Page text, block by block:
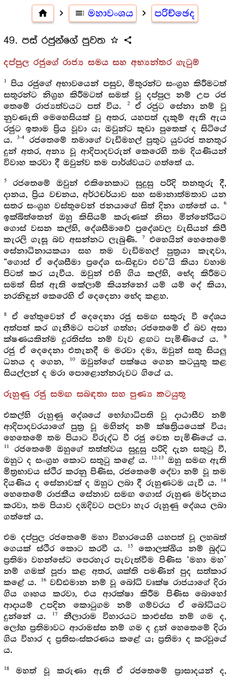
home navigate_next toc මහාවංශය navigate_next පරිච්ඡෙද
49. පස් රජුන්ගේ පුවත star_outline share
දප්පුල රජුගේ රාජ්‍ය සමය සහ අභ්‍යන්තර ගැටුම්
1
පිය රජුගේ අභාවයෙන් පසුව, මිතුරන්ට සංග්‍රහ කිරීමටත්
සතුරන්ට නිග්‍රහ කිරීමටත් සමත් වූ දප්පුල නම් උප රජ
තෙමේ රාජ්‍යත්වයට පත් විය.
2ඒ රජුට සේනා නම් වූ
නුවණැති මෙහෙසියක් වූ අතර, යහපත් දැකුම් ඇති ඇය
රජුට ඉතාම ප්‍රිය වූවා ය; ඔවුන්ට කුඩා පුතෙක් ද සිටියේ
ය.
3-4
රජතෙමේ තමාගේ වැඩිමහල් පුතුට යුවරජ තනතුර
දුන් අතර, අන්‍ය වූ ආදිපාදවරුන් කෙරෙහි තම දියණියන්
විවාහ කරවා දී ඔවුන්ව තම පාර්ශ්වයට ගත්තේ ය.
5රජතෙමේ ඔවුන් එකිනෙකාට සුදුසු පරිදි තනතුරු දී,
දානය, ප්‍රිය වචනය, අර්ථචර්යාව සහ සමානාත්මතාව යන
සතර සංග්‍රහ වස්තුවෙන් ජනයාගේ සිත් දිනා ගත්තේ ය.
6
ඉක්බිත්තෙන් ඔහු කිසියම් කරුණක් නිසා මින්නේරියට
ගොස් වසන කල්හි, දේශසීමාවේ ප්‍රදේශවල වැසියන් කිපී
කැරලි ගැසූ බව අසන්නට ලැබුණි.
7එහෙයින් හෙතෙමේ
සේනාධිනායකයා සහ තම වැඩිමහල් පුත්‍රයා කැඳවා,
“ගොස් ඒ දේශසීමා ප්‍රදේශ සංසිඳුවා එව”යි කියා වහාම
පිටත් කර යැවීය. ඔවුන් එහි ගිය කල්හි, භේද කිරීමට
සමත් සිත් ඇති කේලාම් කියන්නෝ යම් යම් දේ කියා,
නරනිඳුන් කෙරෙහි ඒ දෙදෙනා භේද කළහ.
8ඒ හේතුවෙන් ඒ දෙදෙනා රජු සමඟ සතුරු වී දේශය
අත්පත් කර ගැනීමට පටන් ගත්හ; රජතෙමේ ඒ බව අසා
ක්ෂණයකින්ම දුරතිස්ස නම් වැව ළඟට පැමිණියේ ය.
9
රජු ඒ දෙදෙනා එතැනදී ම මරවා දමා, ඔවුන් සතු සියලු
ධනය ද ගෙන,
10
ඔවුන්ගේ පක්ෂය ගෙන කටයුතු කළ
සියල්ලන් ද මරා පොළොන්නරුවට ගියේ ය.
රුහුණු රජු සමඟ සබඳතා සහ පුණ්‍ය කටයුතු
එකල්හි රුහුණු දේශයේ භෝගාධිපති වූ දාඨාසීව නම්
ආදිපාදවරයාගේ පුත්‍ර වූ මහින්ද නම් ක්ෂත්‍රියයෙක් විය;
හෙතෙමේ තම පියාට විරුද්ධ වී රජු වෙත පැමිණියේ ය.
11
රජතෙමේ ඔහුගේ තත්ත්වය සුදුසු පරිදි දැන සතුටු වී,
ඔහුට ද සංග්‍රහ කොට සතුටු කළේ ය.
12-13
ඔහු සමඟ ඇති
මිත්‍රභාවය ස්ථිර කරනු පිණිස, රජතෙමේ දේවා නම් වූ තම
දියණිය ද සේනාවක් ද ඔහුට ලබා දී රුහුණටම යැවී ය.
14
හෙතෙමේ රාජකීය සේනාව සමඟ ගොස් රුහුණ මර්දනය
කරවා, තම පියාව දඹදිවට පලවා හැර රුහුණු දේශය ලබා
ගත්තේ ය.
එම දප්පුල රජතෙමේ මහා විහාරයෙහි යහපත් වූ ලහබත්
ගෙයක් ස්ථිර කොට කරවී ය.
15
කොලක්ඛිය නම් බුද්ධ
ප්‍රතිමා වහන්සේට පෙරහැර පැවැත්වීම පිණිස ‘මහා මහ’
නම් ගමක් පූජා කළ අතර, ශක්ති පමණින් පුද සත්කාර
කළේ ය.
16වඩ්ඪමාන නම් වූ බෝධි වෘක්ෂ රාජයාගේ දිරා
ගිය ගෘහය කරවා, එය ආරක්ෂා කිරීම පිණිස බොහෝ
ආදායම් උපදින කොටුගම නම් ගම්වරය ඒ බෝධියට
දුන්නේ ය.
17නීලාරාම විහාරයට කාළුස්ස නම් ගම ද,
ලෝහ ප්‍රතිමාවට ආරාමස්ස නම් ගම ද දුන් හෙතෙමේ දිරා
ගිය විහාර ද ප්‍රතිසංස්කරණය කළේ ය; ප්‍රතිමා ද කරවූයේ
ය.
18මහත් වූ කරුණා ඇති ඒ රජතෙමේ ප්‍රාසාදයන් ද,